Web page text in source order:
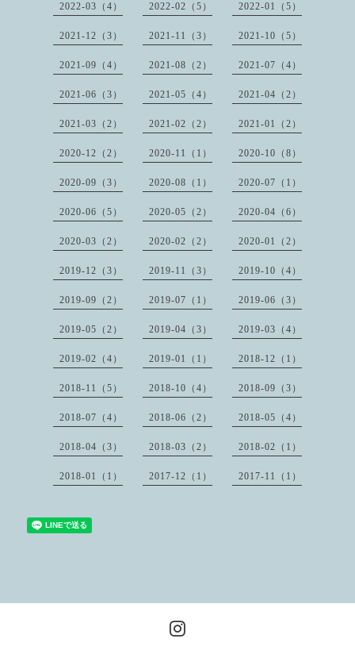
2022-03（4） 2022-02（5） 2022-01（5）
2021-12（3） 2021-11（3） 2021-10（5）
2021-09（4） 2021-08（2） 2021-07（4）
2021-06（3） 2021-05（4） 2021-04（2）
2021-03（2） 2021-02（2） 2021-01（2）
2020-12（2） 2020-11（1） 2020-10（8）
2020-09（3） 2020-08（1） 2020-07（1）
2020-06（5） 2020-05（2） 2020-04（6）
2020-03（2） 2020-02（2） 2020-01（2）
2019-12（3） 2019-11（3） 2019-10（4）
2019-09（2） 2019-07（1） 2019-06（3）
2019-05（2） 2019-04（3） 2019-03（4）
2019-02（4） 2019-01（1） 2018-12（1）
2018-11（5） 2018-10（4） 2018-09（3）
2018-07（4） 2018-06（2） 2018-05（4）
2018-04（3） 2018-03（2） 2018-02（1）
2018-01（1） 2017-12（1） 2017-11（1）